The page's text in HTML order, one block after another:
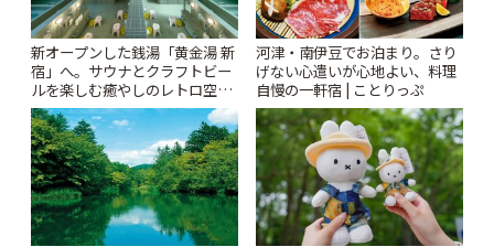
新オープンした銭湯「黄金湯 新
宿」へ。サウナとクラフトビー
ルを楽しむ癒やしのレトロ空間
| ことりっぷ
河津・南伊豆でお泊まり。さり
げない心遣いが心地よい、料理
自慢の一軒宿 | ことりっぷ